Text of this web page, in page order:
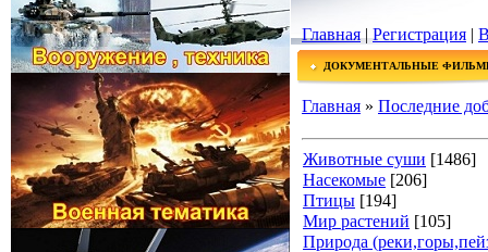
Главная|Регистрация |
ДОКУМЕНТАЛЬНЫЕ
Главная » Последние
Животные суши [1486]
Насекомые [206]
Птицы [194]
Мир растений [105]
Природа